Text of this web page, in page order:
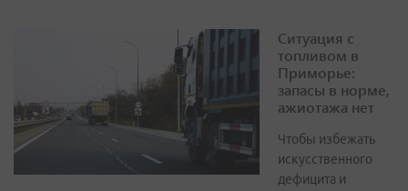
Ситуация с
топливом в
Приморье:
запасы в норме,
ажиотажа нет
Чтобы избежать
искусственного
дефицита и